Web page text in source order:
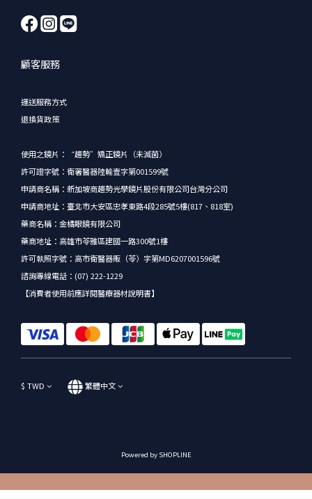
顧客服務
運送服務方式
退換貨政策
使用之鏡片：“趨勢”矯正鏡片（未滅菌）
許可證字號：衛署醫器陸輸壹字第001599號
申請商名稱：新加坡商趨勢光學鏡片股份有限公司台灣分公司
申請商地址：臺北市大安區忠孝東路4段285號5樓(817、818室)
藥商名稱：金橘眼鏡有限公司
藥商地址：高雄市苓雅區建國一路300號1樓
許可執照字號：高市衛醫器販（苓）字第MD6207001596號
諮詢專線電話：(07) 222-1229
【消費者使用前應詳閱醫療器材說明書】
$ TWD 繁體中文
Powered by SHOPLINE